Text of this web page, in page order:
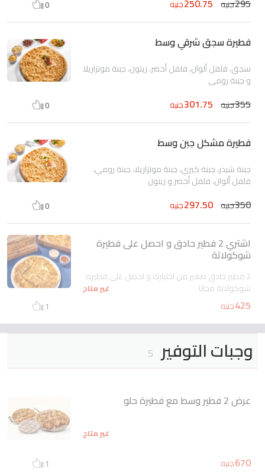
جنيه جنيه 0
فطيرة سجق شرقي وسط
سجق، فلفل ألوان، فلفل أخضر، زيتون، جبنة موتزاريلا
و جبنة رومي
355جنيه 301.75جنيه 0
فطيرة مشكل جبن وسط
جبنة شيدر، جبنة كيري، جبنة موتزاريلا، جبنة رومي،
فلفل ألوان، فلفل أخضر و زيتون
350جنيه 297.50جنيه 0
اشتري 2 فطير حادق و احصل على فطيرة
شوكولاتة
2 فطير حادق صغير من اختيارك و احصل على فطيرة
شوكولاتة مجانا غير متاح
425جنيه 1
وجبات التوفير 5
عرض 2 فطير وسط مع فطيرة حلو
غير متاح
670جنيه 1